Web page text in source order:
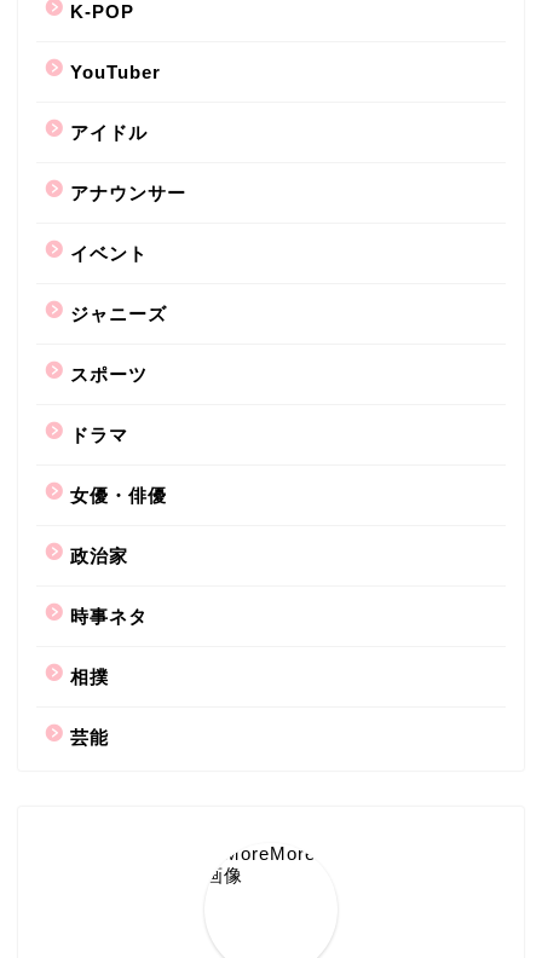
K-POP
YouTuber
アイドル
アナウンサー
イベント
ジャニーズ
スポーツ
ドラマ
女優・俳優
政治家
時事ネタ
相撲
芸能